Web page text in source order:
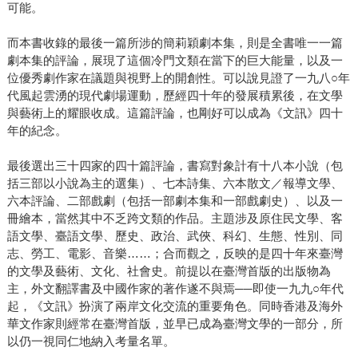
可能。
而本書收錄的最後一篇所涉的簡莉穎劇本集，則是全書唯一一篇
劇本集的評論，展現了這個冷門文類在當下的巨大能量，以及一
位優秀劇作家在議題與視野上的開創性。可以說見證了一九八○年
代風起雲湧的現代劇場運動，歷經四十年的發展積累後，在文學
與藝術上的耀眼收成。這篇評論，也剛好可以成為《文訊》四十
年的紀念。
最後選出三十四家的四十篇評論，書寫對象計有十八本小說（包
括三部以小說為主的選集）、七本詩集、六本散文／報導文學、
六本評論、二部戲劇（包括一部劇本集和一部戲劇史）、以及一
冊繪本，當然其中不乏跨文類的作品。主題涉及原住民文學、客
語文學、臺語文學、歷史、政治、武俠、科幻、生態、性別、同
志、勞工、電影、音樂……；合而觀之，反映的是四十年來臺灣
的文學及藝術、文化、社會史。前提以在臺灣首版的出版物為
主，外文翻譯書及中國作家的著作遂不與焉──即使一九九○年代
起，《文訊》扮演了兩岸文化交流的重要角色。同時香港及海外
華文作家則經常在臺灣首版，並早已成為臺灣文學的一部分，所
以仍一視同仁地納入考量名單。